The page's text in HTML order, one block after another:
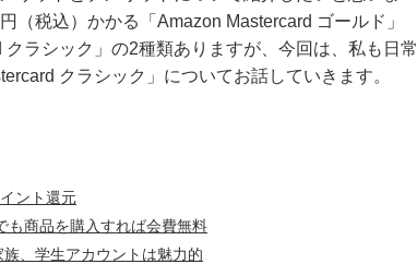
税込）かかる「Amazon Mastercard ゴールド」
ラシック」の2種類ありますが、今回は、私も日常
クラシック」についてお話していきます。
ント還元
も商品を購入すれば会費無料
、学生アカウントは魅力的